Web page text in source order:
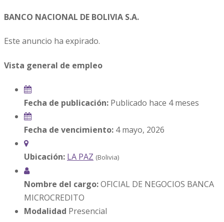
BANCO NACIONAL DE BOLIVIA S.A.
Este anuncio ha expirado.
Vista general de empleo
Fecha de publicación: Publicado hace 4 meses
Fecha de vencimiento: 4 mayo, 2026
Ubicación: LA PAZ (Bolivia)
Nombre del cargo:OFICIAL DE NEGOCIOS BANCA
MICROCREDITO
Modalidad Presencial